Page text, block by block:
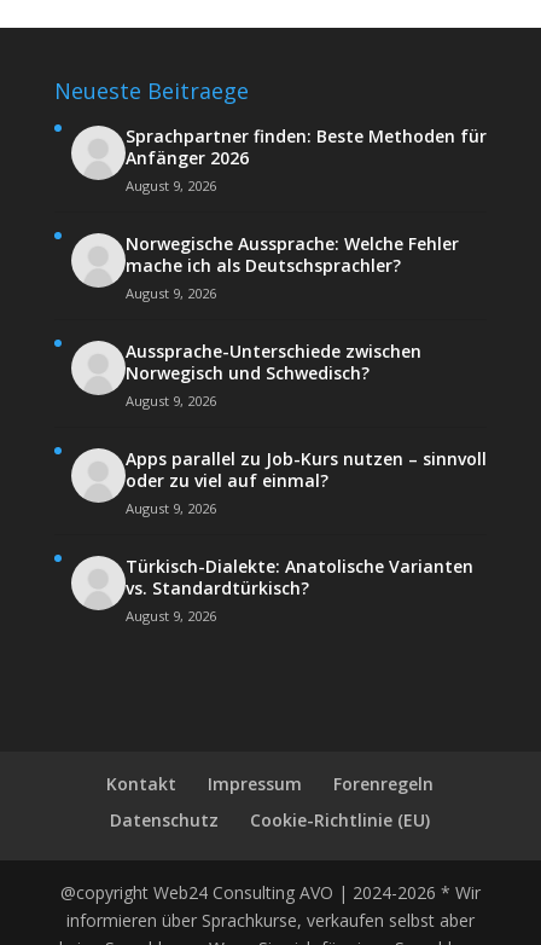
Neueste Beitraege
Sprachpartner finden: Beste Methoden für
Anfänger 2026
August 9, 2026
Norwegische Aussprache: Welche Fehler
mache ich als Deutschsprachler?
August 9, 2026
Aussprache-Unterschiede zwischen
Norwegisch und Schwedisch?
August 9, 2026
Apps parallel zu Job-Kurs nutzen – sinnvoll
oder zu viel auf einmal?
August 9, 2026
Türkisch-Dialekte: Anatolische Varianten
vs. Standardtürkisch?
August 9, 2026
Kontakt Impressum
Forenregeln
Datenschutz
Cookie-Richtlinie (EU)
@copyright Web24 Consulting AVO | 2024-2026 * Wir
informieren über Sprachkurse, verkaufen selbst aber